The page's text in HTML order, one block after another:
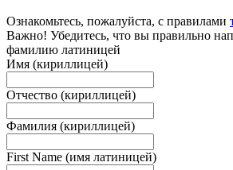
Ознакомьтесь, пожалуйста, с правилами
Важно! Убедитесь, что вы правильно
фамилию латиницей
Имя (кириллицей)
Отчество (кириллицей)
Фамилия (кириллицей)
First Name (имя латиницей)